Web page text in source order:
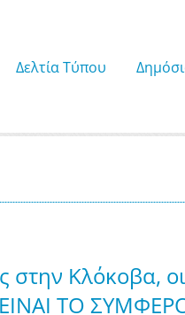
Δελτία Τύπου
στην Κλόκοβα,
ΕΙΝΑΙ ΤΟ